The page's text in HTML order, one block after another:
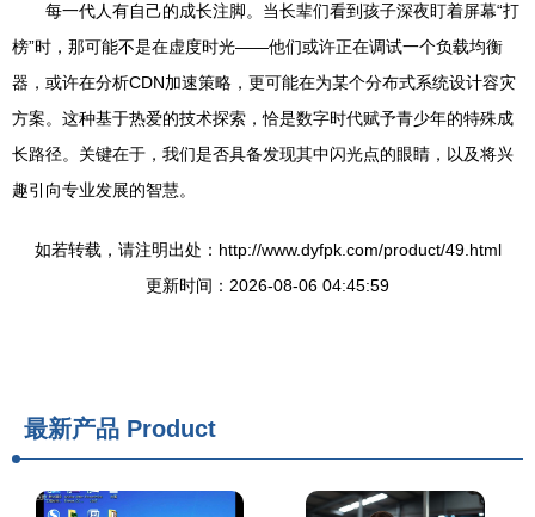
每一代人有自己的成长注脚。当长辈们看到孩子深夜盯着屏幕“打
榜”时，那可能不是在虚度时光——他们或许正在调试一个负载均衡
器，或许在分析CDN加速策略，更可能在为某个分布式系统设计容灾
方案。这种基于热爱的技术探索，恰是数字时代赋予青少年的特殊成
长路径。关键在于，我们是否具备发现其中闪光点的眼睛，以及将兴
趣引向专业发展的智慧。
如若转载，请注明出处：http://www.dyfpk.com/product/49.html
更新时间：2026-08-06 04:45:59
最新产品 Product